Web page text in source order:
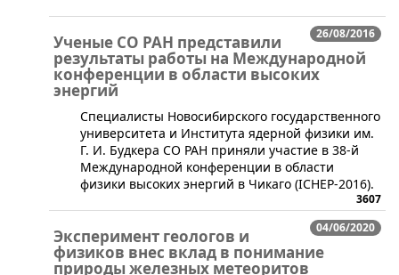
26/08/2016
Ученые СО РАН представили
результаты работы на Международной
конференции в области высоких
энергий
​Специалисты Новосибирского государственного
университета и Института ядерной физики им.
Г. И. Будкера СО РАН приняли участие в 38-й
Международной конференции в области
физики высоких энергий в Чикаго (ICHEP-2016).
3607
04/06/2020
Эксперимент геологов и
физиков внес вклад в понимание
природы железных метеоритов